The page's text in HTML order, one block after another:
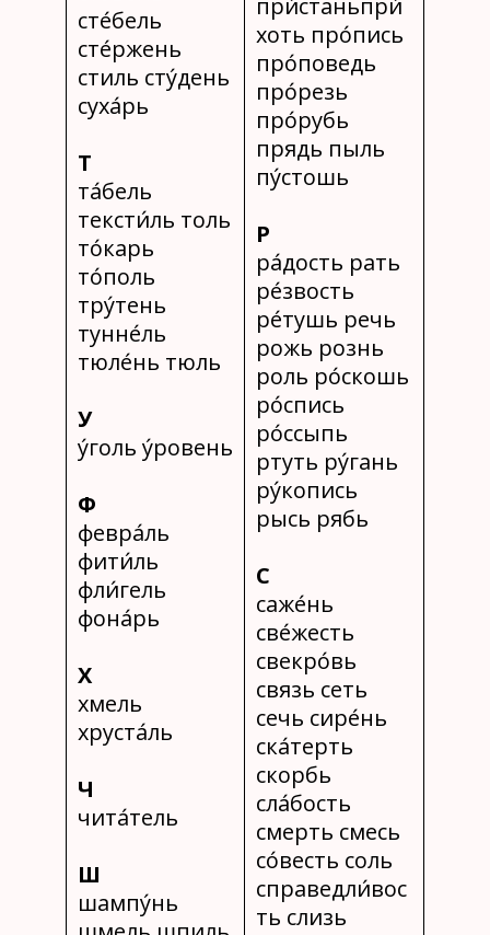
сте́бель
сте́ржень
стиль сту́день
суха́рь
Т
та́бель
тексти́ль толь
то́карь
то́поль
тру́тень
тунне́ль
тюле́нь тюль
У
у́голь у́ровень
Ф
февра́ль
фити́ль
фли́гель
фона́рь
Х
хмель
хруста́ль
Ч
чита́тель
Ш
шампу́нь
при́станьпри́
хоть про́пись
про́поведь
про́резь
про́рубь
прядь пыль
пу́стошь
Р
ра́дость рать
ре́звость
ре́тушь речь
рожь рознь
роль ро́скошь
ро́спись
ро́ссыпь
ртуть ру́гань
ру́копись
рысь рябь
С
саже́нь
све́жесть
свекро́вь
связь сеть
сечь сире́нь
ска́терть
скорбь
сла́бость
смерть смесь
со́весть соль
справедли́вос
ть слизь